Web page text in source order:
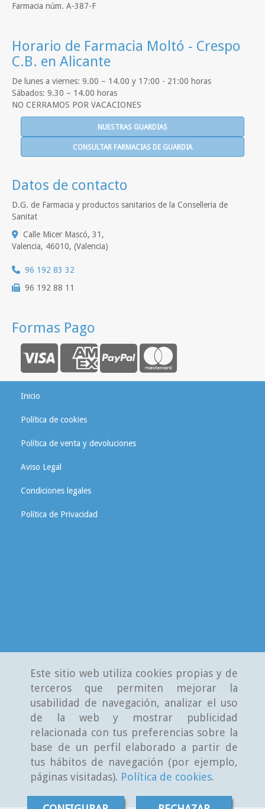
Este sitio web utiliza cookies propias y de
terceros que permiten mejorar la
usabilidad de navegación, analizar el uso
de la web y mostrar publicidad
relacionada con tus preferencias sobre la
base de un perfil elaborado a partir de
tus hábitos de navegación (por ejemplo,
páginas visitadas). Política de cookies.
Farmacia núm. A-387-F
Horario de Farmacia Moltó - Crespo
C.B. en Alicante
De lunes a viernes: 9.00 – 14.00 y 17:00 - 21:00 horas
Sábados: 9.30 – 14.00 horas
NO CERRAMOS POR VACACIONES
NUESTRAS GUARDIAS
CONSULTAR FARMACIAS DE GUARDIA
Datos de contacto
D.G. de Farmacia y productos sanitarios de la Conselleria de
Sanitat
Calle Micer Mascó, 31,
Valencia, 46010, (Valencia)
96 192 83 32
96 192 88 11
Formas Pago
Inicio
Política de cookies
Política de venta y devoluciones
Aviso Legal
Condiciones legales
Política de Privacidad